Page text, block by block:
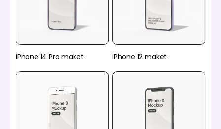
iPhone 14 Pro maket iPhone 12 maket